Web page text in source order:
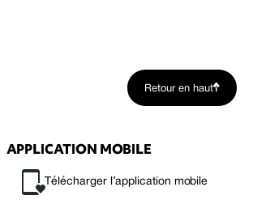
Retour en haut
APPLICATION MOBILE
Télécharger l’application mobile